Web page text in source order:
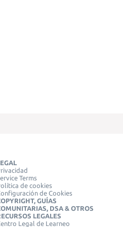
Terms
de cookies
de Cookies
GUÍAS
DSA & OTROS
LEGALES
Legal de Learneo